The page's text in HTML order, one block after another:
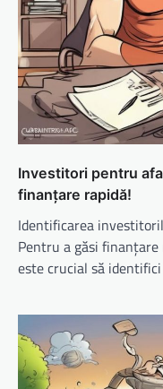
Investitori pentru
finanțare rapidă!
Identificarea
Pentru a găsi
este crucial să